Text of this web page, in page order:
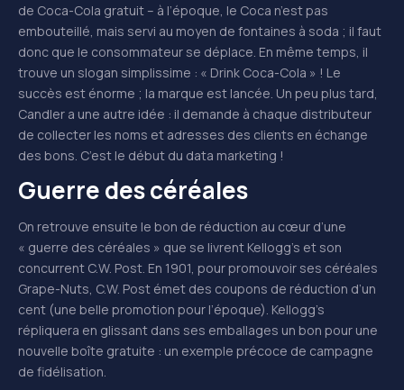
de Coca-Cola gratuit – à l’époque, le Coca n’est pas
embouteillé, mais servi au moyen de fontaines à soda ; il faut
donc que le consommateur se déplace. En même temps, il
trouve un slogan simplissime : « Drink Coca-Cola » ! Le
succès est énorme ; la marque est lancée. Un peu plus tard,
Candler a une autre idée : il demande à chaque distributeur
de collecter les noms et adresses des clients en échange
des bons. C’est le début du data marketing !
Guerre des céréales
On retrouve ensuite le bon de réduction au cœur d’une
« guerre des céréales » que se livrent Kellogg’s et son
concurrent C.W. Post. En 1901, pour promouvoir ses céréales
Grape-Nuts, C.W. Post émet des coupons de réduction d’un
cent (une belle promotion pour l’époque). Kellogg’s
répliquera en glissant dans ses emballages un bon pour une
nouvelle boîte gratuite : un exemple précoce de campagne
de fidélisation.